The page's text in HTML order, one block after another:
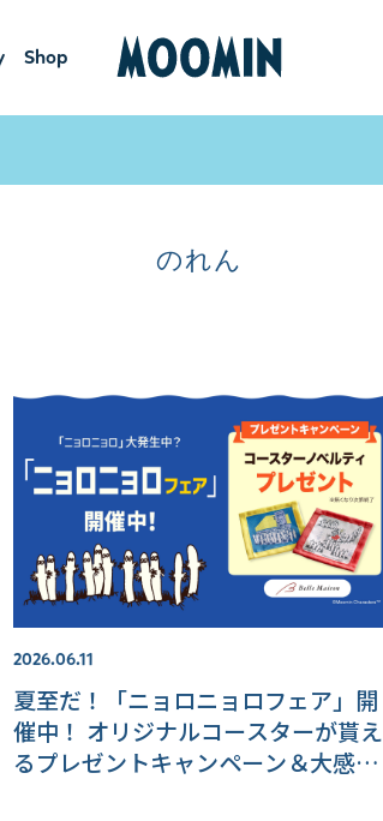
Shop
ショ
のれん
2026.06.11
夏至だ！「ニョロニョロフェア」開
催中！ オリジナルコースターが貰え
るプレゼントキャンペーン＆大感謝